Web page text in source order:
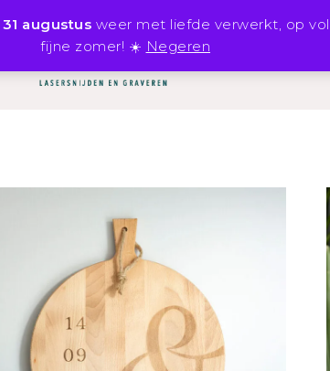
31 augustus weer met liefde verwerkt, op
fijne zomer! ☀️ Negeren